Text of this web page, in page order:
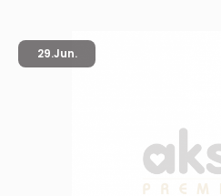
29.Jun.